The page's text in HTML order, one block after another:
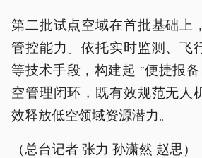
第二批试点空域在首批基础上
管控能力。依托实时监测、飞
等技术手段，构建起 “便捷报
空管理闭环，既有效规范无人
效释放低空领域资源潜力。
（总台记者 张力 孙潇然 赵思）